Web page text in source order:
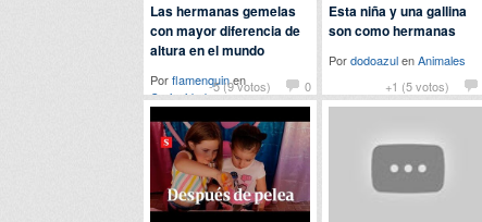
-5 (9 votos) 0
Las hermanas gemelas
con mayor diferencia de
altura en el mundo
Porflamenquinen
Curiosidades
+1 (5 votos)
Esta niña y una gallina
son como hermanas
PordodoazulenAnimales